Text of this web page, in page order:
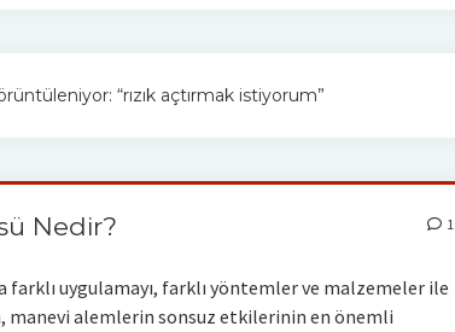
“rızık açtırmak istiyorum”
Nedir? 1
farklı uygulamayı, farklı yöntemler ve malzemeler ile
manevi alemlerin sonsuz etkilerinin en önemli